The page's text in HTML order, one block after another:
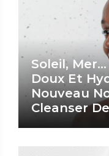
Soleil,
Doux Et
Nouveau
Cleanser